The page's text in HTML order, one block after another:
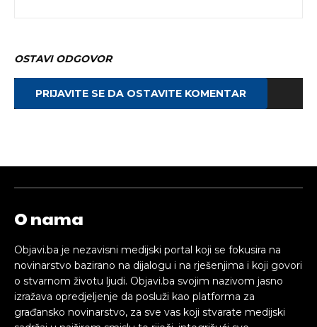
OSTAVI ODGOVOR
PRIJAVITE SE DA OSTAVITE KOMENTAR
O nama
Objavi.ba je nezavisni medijski portal koji se fokusira na
novinarstvo bazirano na dijalogu i na rješenjima i koji govori
o stvarnom životu ljudi. Objavi.ba svojim nazivom jasno
izražava opredjeljenje da posluži kao platforma za
građansko novinarstvo, za sve vas koji stvarate medijski